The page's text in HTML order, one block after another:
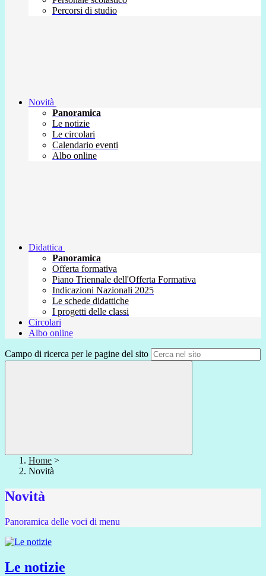
Percorsi di studio
Novità
Panoramica
Le notizie
Le circolari
Calendario eventi
Albo online
Didattica
Panoramica
Offerta formativa
Piano Triennale dell'Offerta Formativa
Indicazioni Nazionali 2025
Le schede didattiche
I progetti delle classi
Circolari
Albo online
Campo di ricerca per le pagine del sito
Home >
Novità
Novità
Panoramica delle voci di menu
Le notizie